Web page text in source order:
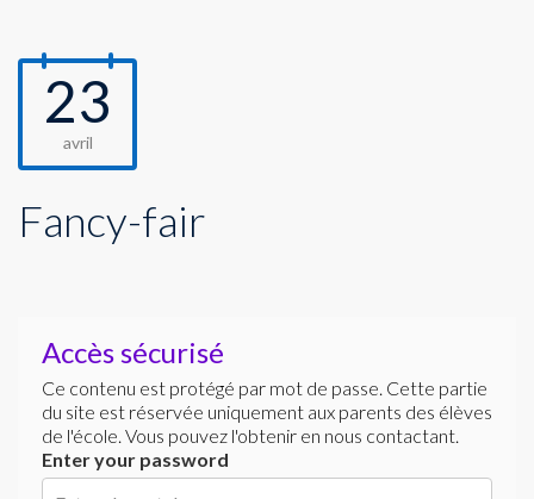
23
avril
Fancy-fair
Accès sécurisé
Ce contenu est protégé par mot de passe. Cette partie
du site est réservée uniquement aux parents des élèves
de l'école. Vous pouvez l'obtenir en nous contactant.
Enter your password